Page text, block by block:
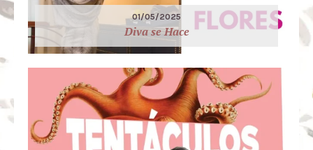
01/05/2025
Diva se Hace